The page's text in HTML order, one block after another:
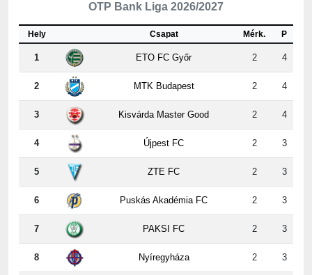
Csapat
1 ETO FC Győr 2 4
2 MTK Budapest 2 4
3 Kisvárda Master Good 2 4
4 Újpest FC 2 3
5 ZTE FC 2 3
6 Puskás Akadémia FC 2 3
7 PAKSI FC 2 3
8 Nyíregyháza 2 3
9 Kispest-Honvéd 2 2